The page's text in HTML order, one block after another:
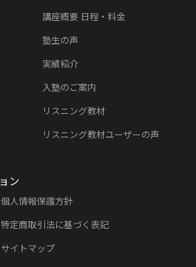
講座概要 日程・料金
塾生の声
実績紹介
入塾のご案内
リスニング教材
リスニング教材ユーザーの声
ン
個人情報保護方針
特定商取引法に基づく表記
サイトマップ